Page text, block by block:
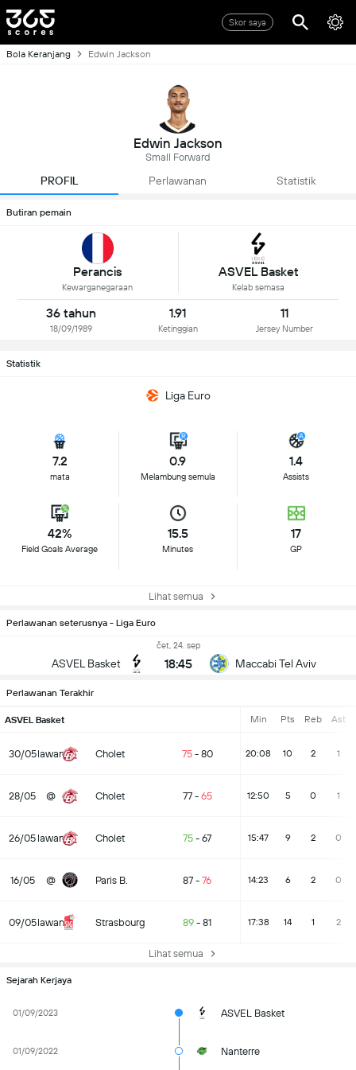
Skor saya
Bola Keranjang Edwin Jackson
Edwin Jackson
Small Forward
PROFIL Perlawanan Statistik
Butiran pemain
Perancis
Kewarganegaraan
ASVEL Basket
Kelab semasa
36 tahun
18/09/1989
1.91
Ketinggian
11
Jersey Number
Statistik
Liga Euro
7.2
mata
0.9
Melambung semula
1.4
Assists
42%
Field Goals Average
15.5
Minutes
17
GP
Lihat semua
Perlawanan seterusnya - Liga Euro
ASVEL Basket
čet, 24. sep
18:45 Maccabi Tel Aviv
Perlawanan Terakhir
ASVEL Basket Min Pts Reb Ast
30/05lawan Cholet 75- 80 20:08 10 2 1
28/05 @ Cholet 77- 65 12:50 5 0 1
26/05 lawan Cholet 75 - 67 15:47 9 2 0
16/05 @ Paris B. 87 - 76 14:23 6 2 0
09/05lawan Strasbourg 89 - 81 17:38 14 1 2
Lihat semua
Sejarah Kerjaya
01/09/2023 ASVEL Basket
01/09/2022 Nanterre